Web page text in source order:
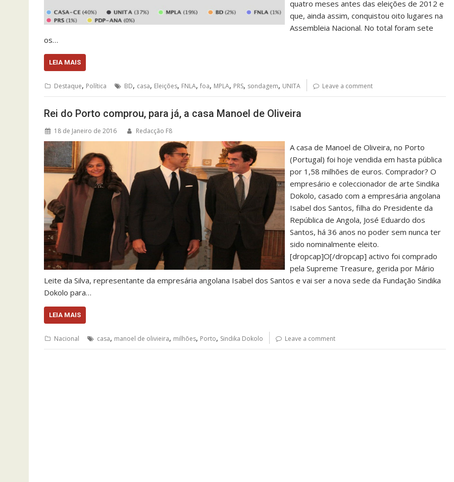
quatro meses antes das eleições de 2012 e
que, ainda assim, conquistou oito lugares na
Assembleia Nacional. No total foram sete
os…
LEIA MAIS
Destaque, Política BD, casa, Eleições, FNLA, foa, MPLA, PRS, sondagem, UNITA Leave a comment
Rei do Porto comprou, para já, a casa Manoel de Oliveira
18 de Janeiro de 2016 Redacção F8
A casa de Manoel de Oliveira, no Porto
(Portugal) foi hoje vendida em hasta pública
por 1,58 milhões de euros. Comprador? O
empresário e coleccionador de arte Sindika
Dokolo, casado com a empresária angolana
Isabel dos Santos, filha do Presidente da
República de Angola, José Eduardo dos
Santos, há 36 anos no poder sem nunca ter
sido nominalmente eleito.
[dropcap]O[/dropcap] activo foi comprado
pela Supreme Treasure, gerida por Mário
Leite da Silva, representante da empresária angolana Isabel dos Santos e vai ser a nova sede da Fundação Sindika
Dokolo para…
LEIA MAIS
Nacional casa, manoel de olivieira, milhões, Porto, Sindika Dokolo Leave a comment